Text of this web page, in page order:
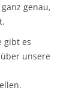
genau,
gibt es
unsere